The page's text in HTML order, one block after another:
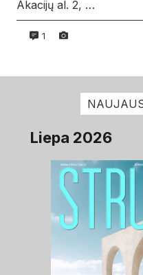
Akacijų al. 2, …
1
Liepa 2026